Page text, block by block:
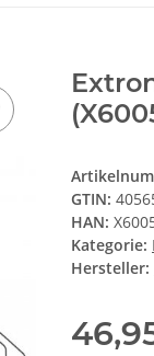
GTIN:
HAN:
Kategorie:
Hersteller: